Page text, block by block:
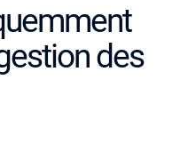
des